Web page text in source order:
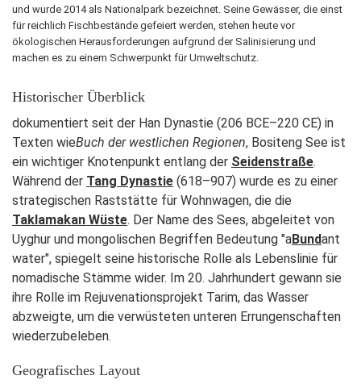
und wurde 2014 als Nationalpark bezeichnet. Seine Gewässer, die einst
für reichlich Fischbestände gefeiert werden, stehen heute vor
ökologischen Herausforderungen aufgrund der Salinisierung und
machen es zu einem Schwerpunkt für Umweltschutz.
Historischer Überblick
dokumentiert seit der Han Dynastie (206 BCE–220 CE) in
Texten wieBuch der westlichen Regionen, Bositeng See ist
ein wichtiger Knotenpunkt entlang der Seidenstraße.
Während der Tang Dynastie (618–907) wurde es zu einer
strategischen Raststätte für Wohnwagen, die die
Taklamakan Wüste. Der Name des Sees, abgeleitet von
Uyghur und mongolischen Begriffen Bedeutung "aBundant
water", spiegelt seine historische Rolle als Lebenslinie für
nomadische Stämme wider. Im 20. Jahrhundert gewann sie
ihre Rolle im Rejuvenationsprojekt Tarim, das Wasser
abzweigte, um die verwüsteten unteren Errungenschaften
wiederzubeleben.
Geografisches Layout